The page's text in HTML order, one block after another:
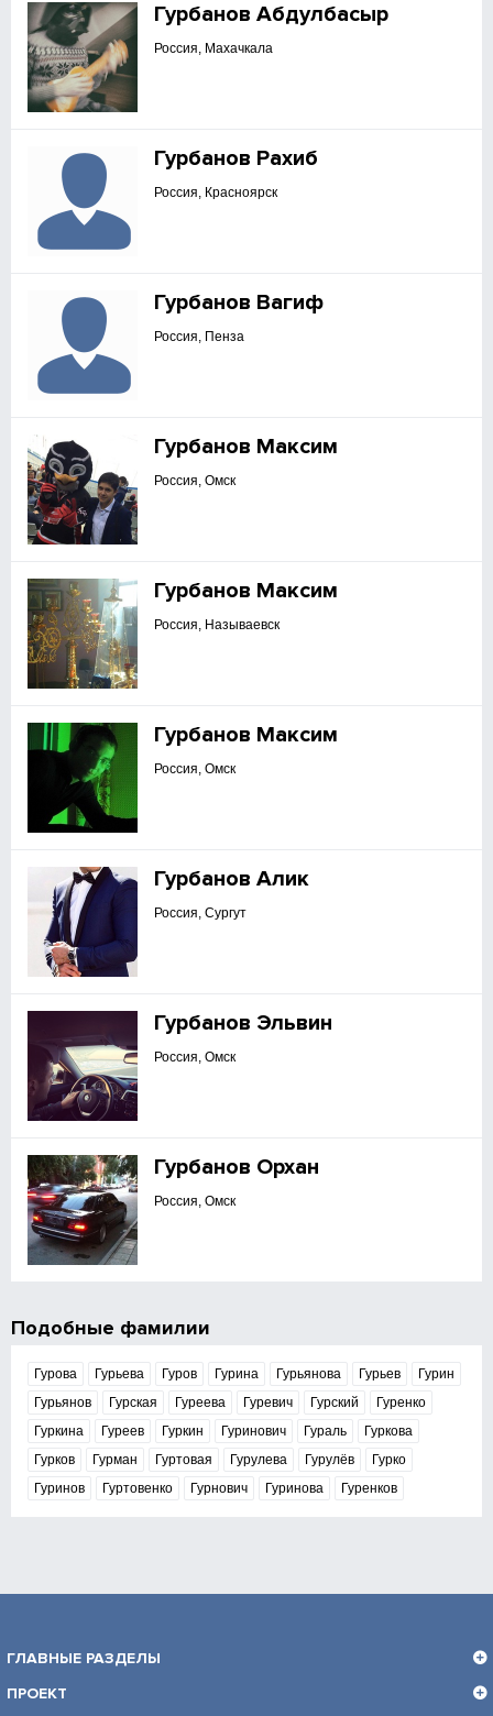
Гурбанов Абдулбасыр
Россия, Махачкала
Гурбанов Рахиб
Россия, Красноярск
Гурбанов Вагиф
Россия, Пенза
Гурбанов Максим
Россия, Омск
Гурбанов Максим
Россия, Называевск
Гурбанов Максим
Россия, Омск
Гурбанов Алик
Россия, Сургут
Гурбанов Эльвин
Россия, Омск
Гурбанов Орхан
Россия, Омск
Подобные фамилии
Гурова Гурьева Гуров Гурина Гурьянова Гурьев
Гурин
Гурьянов
Гурская Гуреева Гуревич Гурский
Гуренко
Гуркина
Гуреев Гуркин Гуринович Гураль
Гуркова
Гурков
Гурман Гуртовая Гурулева Гурулёв
Гурко
Гуринов
Гуртовенко Гурнович Гуринова Гуренков
ГЛАВНЫЕ РАЗДЕЛЫ
ПРОЕКТ